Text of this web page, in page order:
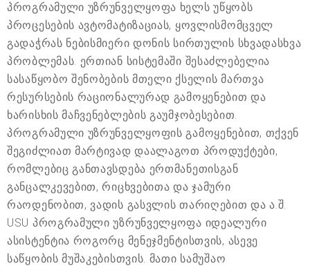
პროგრამული უზრუნველყოფა ხელს უწყობს
პროცესების ავტომატიზაციას, ყოვლისმომცველ
გადაჭრას ნებისმიერი დონის სირთულის სხვადასხვა
პრობლემას. ერთიან სისტემაში შესაძლებელია
სასაწყობო შენობების მთელი ქსელის მართვა
რესურსების რაციონალურად გამოყენებით და
ხარისხის მაჩვენებლების გაუმჯობესებით.
პროგრამული უზრუნველყოფის გამოყენებით, თქვენ
შეგიძლიათ მარტივად დაალაგოთ პროდუქტები,
რომლებიც განთავსდება ერთმანეთისგან
განცალკევებით, რიცხვებითა და ჯამური
რაოდენობით, ვადის გასვლის თარიღებით და ა.შ.
USU პროგრამული უზრუნველყოფა იდეალური
ასისტენტია როგორც მენეჯმენტისთვის, ასევე
საწყობის მუშაკებისთვის. მათი სამუშაო